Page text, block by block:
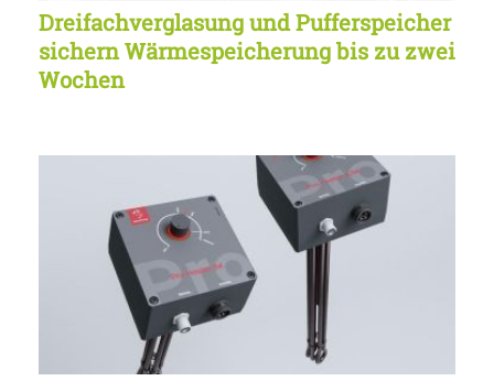
Dreifachverglasung und Pufferspeicher
sichern Wärmespeicherung bis zu zwei
Wochen